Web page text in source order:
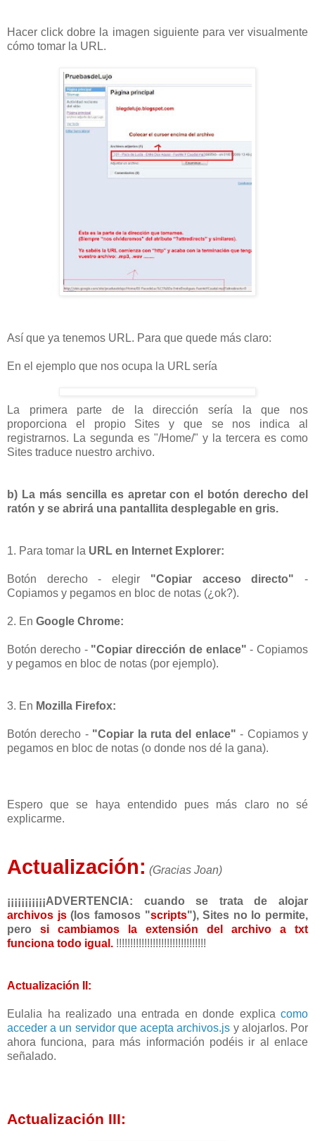
Hacer click dobre la imagen siguiente para ver visualmente
cómo tomar la URL.
Así que ya tenemos URL. Para que quede más claro:
En el ejemplo que nos ocupa la URL sería
La primera parte de la dirección sería la que nos
proporciona el propio Sites y que se nos indica al
registrarnos. La segunda es "/Home/" y la tercera es como
Sites traduce nuestro archivo.
b) La más sencilla es apretar con el botón derecho del
ratón y se abrirá una pantallita desplegable en gris.
1. Para tomar la URL en Internet Explorer:
Botón derecho - elegir "Copiar acceso directo" -
Copiamos y pegamos en bloc de notas (¿ok?).
2. En Google Chrome:
Botón derecho - "Copiar dirección de enlace" - Copiamos
y pegamos en bloc de notas (por ejemplo).
3. En Mozilla Firefox:
Botón derecho - "Copiar la ruta del enlace" - Copiamos y
pegamos en bloc de notas (o donde nos dé la gana).
Espero que se haya entendido pues más claro no sé
explicarme.
Actualización: (Gracias Joan)
¡¡¡¡¡¡¡¡¡¡¡ADVERTENCIA:
cuando se trata de alojar
archivos js(los famosos "scripts"), Sites no lo permite,
pero si cambiamos la extensión del archivo a txt
funciona todo igual. !!!!!!!!!!!!!!!!!!!!!!!!!!!!!!!!
Actualización II:
Eulalia ha realizado una entrada en donde explica como
acceder a un servidor que acepta archivos.js y alojarlos. Por
ahora funciona, para más información podéis ir al enlace
señalado.
Actualización III: